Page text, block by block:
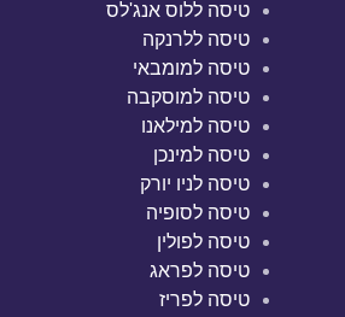
טיסה ללוס אנג'לס
טיסה ללרנקה
טיסה למומבאי
טיסה למוסקבה
טיסה למילאנו
טיסה למינכן
טיסה לניו יורק
טיסה לסופיה
טיסה לפולין
טיסה לפראג
טיסה לפריז